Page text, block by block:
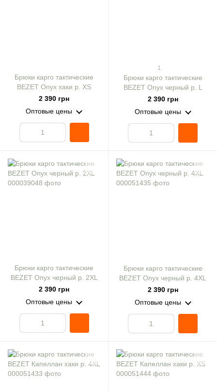
Брюки карго тактические
BEZET Onyx хаки р. XS
2 390 грн
Оптовые цены
1
Брюки карго тактические
BEZET Onyx черный р. L
2 390 грн
Оптовые цены
Брюки карго тактические
BEZET Onyx черный р. 2XL
2 390 грн
Оптовые цены
Брюки карго тактические
BEZET Onyx черный р. 4XL
2 390 грн
Оптовые цены